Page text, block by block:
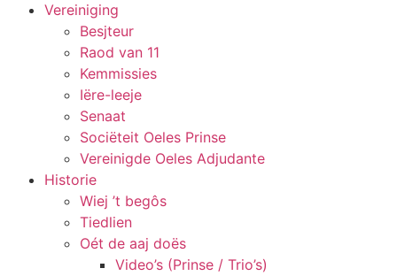
Vereiniging
Besjteur
Raod van 11
Kemmissies
Iëre-leeje
Senaat
Sociëteit Oeles Prinse
Vereinigde Oeles Adjudante
Historie
Wiej ’t begôs
Tiedlien
Oét de aaj doës
Video’s (Prinse / Trio’s)